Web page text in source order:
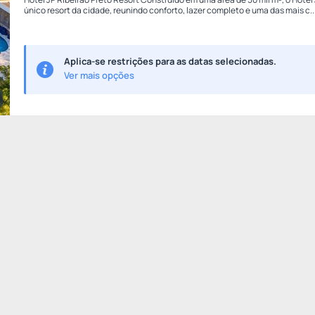
único resort da cidade, reunindo conforto, lazer completo e uma das mais
Aplica-se restrições para as datas selecionadas.
Ver mais opções